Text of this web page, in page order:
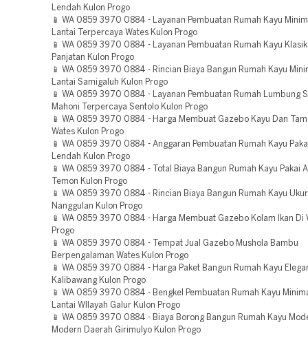
Lendah Kulon Progo
📱 WA 0859 3970 0884 - Layanan Pembuatan Rumah Kayu
Lantai Terpercaya Wates Kulon Progo
📱 WA 0859 3970 0884 - Layanan Pembuatan Rumah Kayu
Panjatan Kulon Progo
📱 WA 0859 3970 0884 - Rincian Biaya Bangun Rumah Kayu
Lantai Samigaluh Kulon Progo
📱 WA 0859 3970 0884 - Layanan Pembuatan Rumah Lumbung
Mahoni Terpercaya Sentolo Kulon Progo
📱 WA 0859 3970 0884 - Harga Membuat Gazebo Kayu Dan
Wates Kulon Progo
📱 WA 0859 3970 0884 - Anggaran Pembuatan Rumah Kayu
Lendah Kulon Progo
📱 WA 0859 3970 0884 - Total Biaya Bangun Rumah Kayu Pakai
Temon Kulon Progo
📱 WA 0859 3970 0884 - Rincian Biaya Bangun Rumah Kayu
Nanggulan Kulon Progo
📱 WA 0859 3970 0884 - Harga Membuat Gazebo Kolam Ikan Di
Progo
📱 WA 0859 3970 0884 - Tempat Jual Gazebo Mushola Bambu
Berpengalaman Wates Kulon Progo
📱 WA 0859 3970 0884 - Harga Paket Bangun Rumah Kayu
Kalibawang Kulon Progo
📱 WA 0859 3970 0884 - Bengkel Pembuatan Rumah Kayu
Lantai WIlayah Galur Kulon Progo
📱 WA 0859 3970 0884 - Biaya Borong Bangun Rumah Kayu
Modern Daerah Girimulyo Kulon Progo